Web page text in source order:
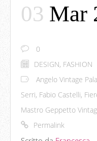
03 Mar
0
DESIGN, FASHION
Angelo Vintage
Serri, Fabio Castelli,
Mastro Geppetto
Permalink